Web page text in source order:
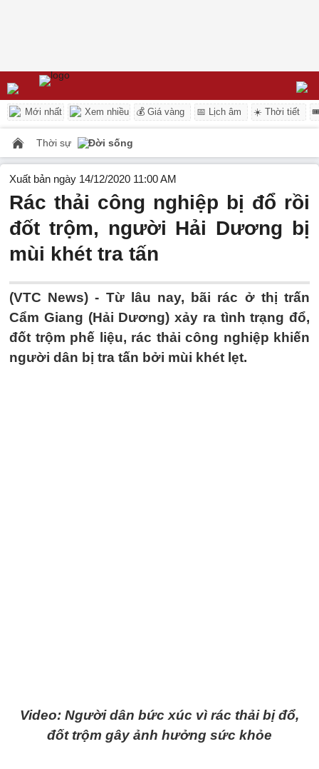
Mới nhất Xem nhiều 💰 Giá vàng 📅 Lịch âm ☀️ Thời tiết
Thời sự Đời sống
Xuất bản ngày 14/12/2020 11:00 AM
Rác thải công nghiệp bị đổ rồi
đốt trộm, người Hải Dương bị
mùi khét tra tấn
(VTC News) - Từ lâu nay, bãi rác ở thị trấn
Cẩm Giang (Hải Dương) xảy ra tình trạng đổ,
đốt trộm phế liệu, rác thải công nghiệp khiến
người dân bị tra tấn bởi mùi khét lẹt.
Video: Người dân bức xúc vì rác thải bị đổ,
đốt trộm gây ảnh hưởng sức khỏe